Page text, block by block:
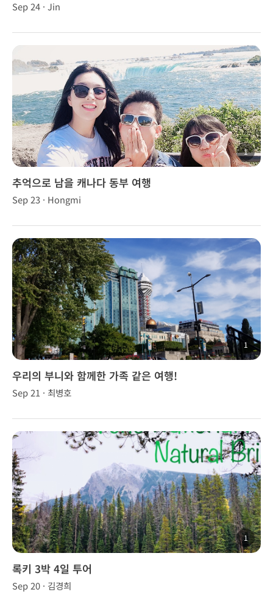
Sep 24 · Jin
1
추억으로 남을 캐나다 동부 여행
Sep 23 · Hongmi
1
우리의 부니와 함께한 가족 같은 여행!
Sep 21 · 최병호
1
록키 3박 4일 투어
Sep 20 · 김경희